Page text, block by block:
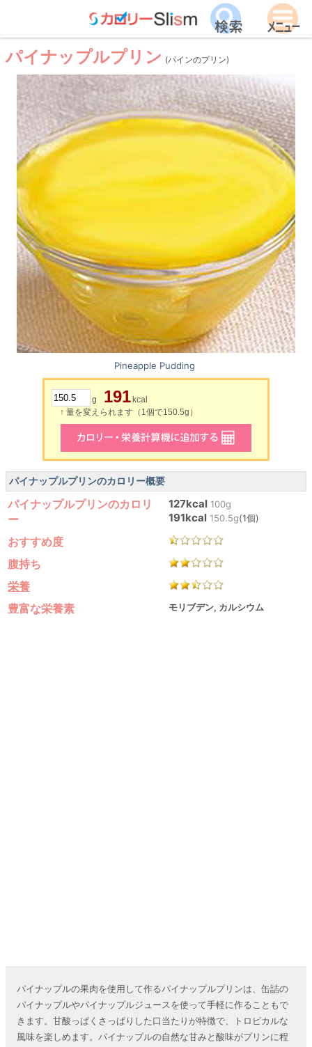
パイナップルプリン (パインのプリン)
Pineapple Pudding
g 191 kcal
↑ 量を変えられます（1個で150.5g）
パイナップルプリンのカロリー概要
パイナップルプリンのカロリ
ー
127kcal 100g
191kcal 150.5g(1個)
おすすめ度
腹持ち
栄養
豊富な栄養素
モリブデン, カルシウム
パイナップルの果肉を使用して作るパイナップルプリンは、缶詰の
パイナップルやパイナップルジュースを使って手軽に作ることもで
きます。甘酸っぱくさっぱりした口当たりが特徴で、トロピカルな
風味を楽しめます。パイナップルの自然な甘みと酸味がプリンに程